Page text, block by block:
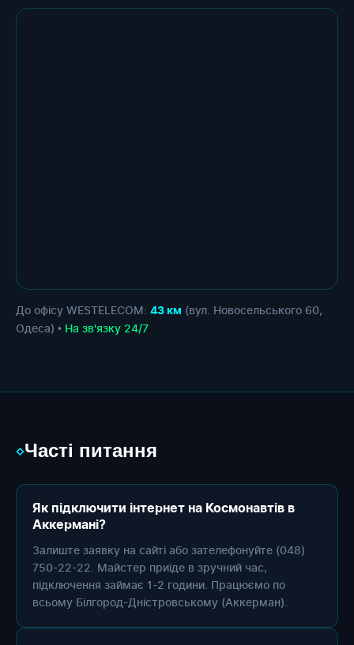
До офісу WESTELECOM: 43 км (вул. Новосельського 60,
Одеса) • На зв'язку 24/7
◇Часті питання
Як підключити інтернет на Космонавтів в
Аккермані?
Залиште заявку на сайті або зателефонуйте (048)
750-22-22. Майстер приїде в зручний час,
підключення займає 1-2 години. Працюємо по
всьому Білгород-Дністровському (Аккерман).